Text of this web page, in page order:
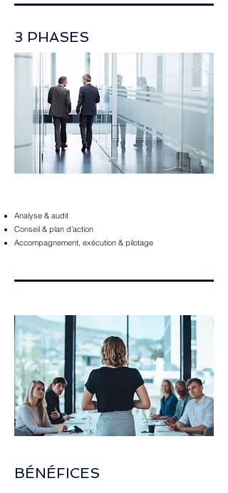
3 PHASES
Analyse & audit
Conseil & plan d’action
Accompagnement, exécution & pilotage
BÉNÉFICES